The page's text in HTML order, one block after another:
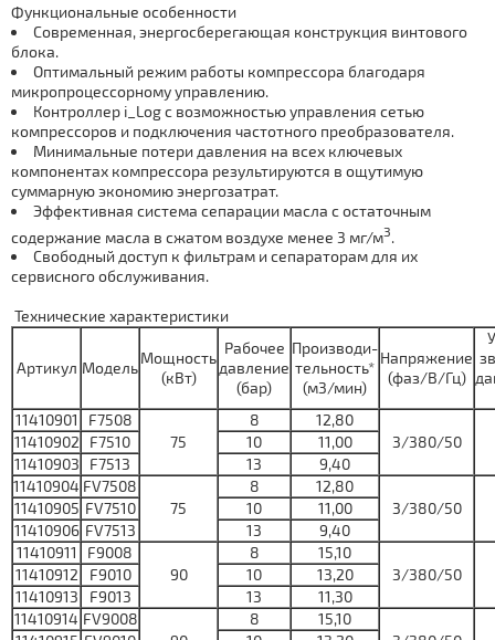
Функциональные особенности
Современная, энергосберегающая конструкция винтового
блока.
Оптимальный режим работы компрессора благодаря
микропроцессорному управлению.
Контроллер i_Log с возможностью управления сетью
компрессоров и подключения частотного преобразователя.
Минимальные потери давления на всех ключевых
компонентах компрессора результируются в ощутимую
суммарную экономию энергозатрат.
Эффективная система сепарации масла с остаточным
содержание масла в сжатом воздухе менее 3 мг/м3
Свободный доступ к фильтрам и сепараторам для их
сервисного обслуживания.
Технические характеристики
Артикул Модель
Мощность
(кВт)
Рабочее
давление
(бар)
Производи-
тельность*
(м3/мин)
Напряжение
(фаз/В/Гц)
11410901
F7508
75
8
12,80
3/380/50
11410902 F7510 10
11,00
11410903
F7513 13
9,40
11410904 FV7508
75
8
12,80
3/380/50
11410905 FV7510 10
11,00
11410906 FV7513 13
9,40
11410911
F9008
90
8
15,10
3/380/50
11410912 F9010 10
13,20
11410913
F9013 13
11,30
11410914 FV9008
8
15,10